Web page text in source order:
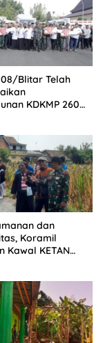
Blitar Telah
KDKMP 260
dan
Koramil
Kawal KETAN